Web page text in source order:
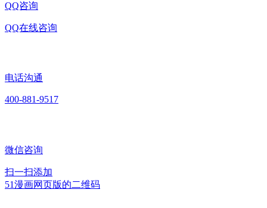
QQ咨询
QQ在线咨询
电话沟通
400-881-9517
微信咨询
扫一扫添加
51漫画网页版的二维码